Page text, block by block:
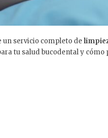
un servicio completo de
tu salud bucodental y